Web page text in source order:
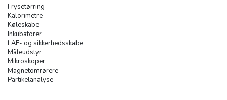
Frysetørring
Kalorimetre
Køleskabe
Inkubatorer
LAF- og sikkerhedsskabe
Måleudstyr
Mikroskoper
Magnetomrørere
Partikelanalyse